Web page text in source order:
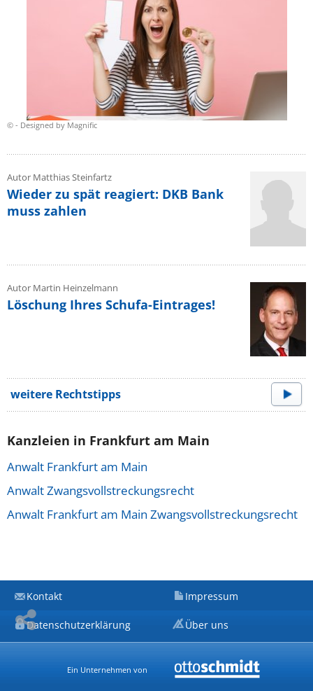
© - Designed by Magnific
Autor Matthias Steinfartz
Wieder zu spät reagiert: DKB Bank
muss zahlen
Autor Martin Heinzelmann
Löschung Ihres Schufa-Eintrages!
weitere Rechtstipps
Kanzleien in Frankfurt am Main
Anwalt Frankfurt am Main
Anwalt Zwangsvollstreckungsrecht
Anwalt Frankfurt am Main Zwangsvollstreckungsrecht
Kontakt Impressum
Datenschutzerklärung Über uns
Ein Unternehmen von